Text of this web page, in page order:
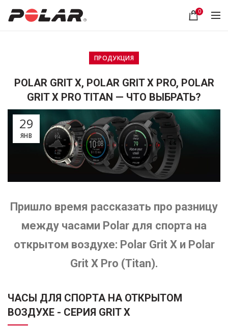
0
ПРОДУКЦИЯ
POLAR GRIT X, POLAR GRIT X PRO, POLAR
GRIT X PRO TITAN — ЧТО ВЫБРАТЬ?
29
ЯНВ
Пришло время рассказать про разницу
между часами Polar для спорта на
открытом воздухе: Polar Grit X и Polar
Grit X Pro (Titan).
ЧАСЫ ДЛЯ СПОРТА НА ОТКРЫТОМ
ВОЗДУХЕ - СЕРИЯ GRIT X